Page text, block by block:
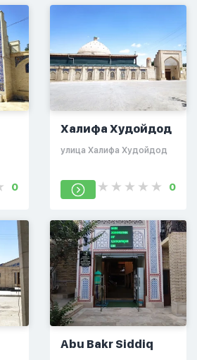
0
Халифа Худойдод
улица Халифа Худойдод
0
Abu Bakr Siddiq